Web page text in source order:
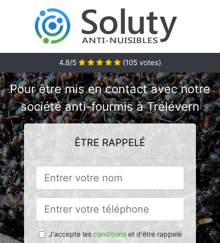
4.8/5 (105 votes)
Pour être mis en contact avec notre
société anti-fourmis à Trélévern
ÊTRE RAPPELÉ
J'accepte les conditionset d'être rappelé